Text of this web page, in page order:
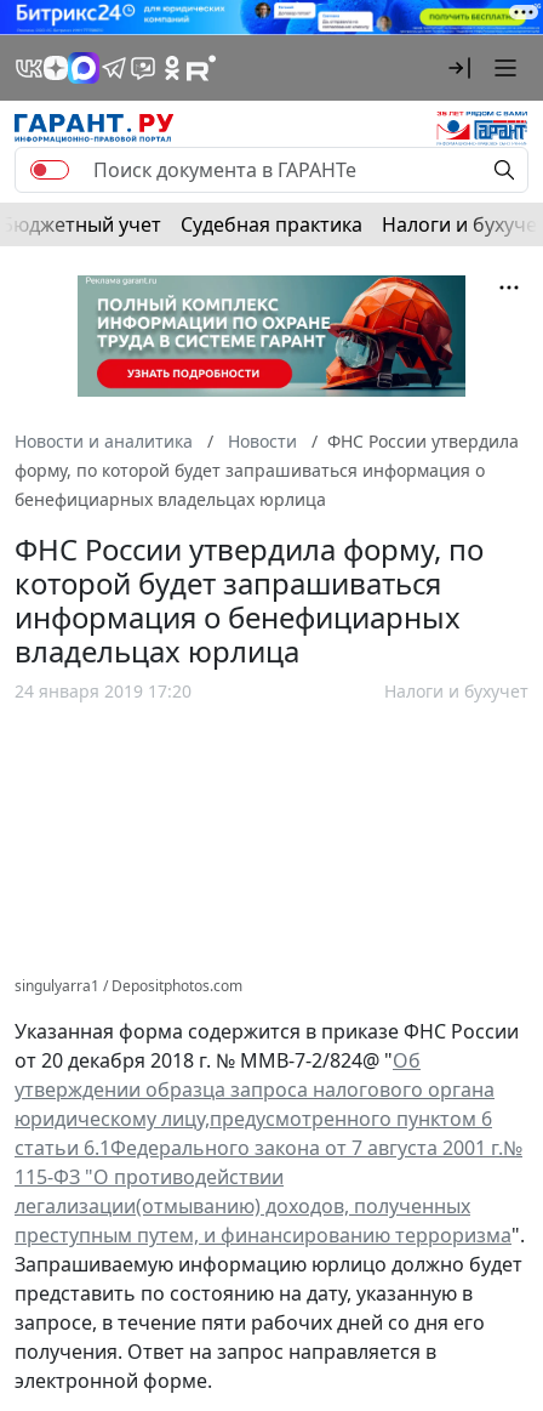
Бюджетный учет Судебная практика Налоги и
Новости и аналитика Новости
ФНС России утвердила
форму, по которой будет запрашиваться информация о
бенефициарных владельцах юрлица
ФНС России утвердила форму, по
которой будет запрашиваться
информация о бенефициарных
владельцах юрлица
24 января 2019 17:20 Налоги и бухучет
singulyarra1 / Depositphotos.com
Указанная форма содержится в приказе ФНС России
от 20 декабря 2018 г. № ММВ-7-2/824@ "Об
утверждении образца запроса налогового органа
юридическому лицу,предусмотренного пунктом 6
статьи 6.1Федерального закона от 7 августа 2001 г.№
115-ФЗ "О противодействии
легализации(отмыванию) доходов, полученных
преступным путем, и финансированию терроризма".
Запрашиваемую информацию юрлицо должно будет
представить по состоянию на дату, указанную в
запросе, в течение пяти рабочих дней со дня его
получения. Ответ на запрос направляется в
электронной форме.